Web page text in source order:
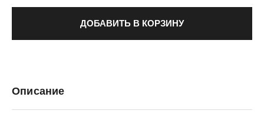
ДОБАВИТЬ В КОРЗИНУ
Описание